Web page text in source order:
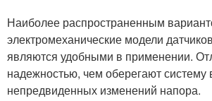
Наиболее распространенным
электромеханические модели
являются удобными в применении.
надежностью, чем оберегают систему
непредвиденных изменений напора.